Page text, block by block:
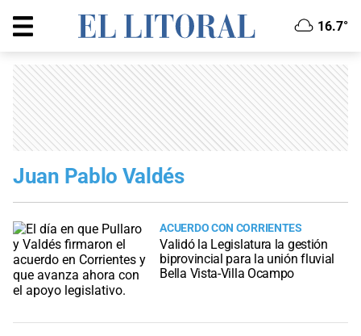
16.7°
Juan Pablo Valdés
ACUERDO CON CORRIENTES
Validó la Legislatura la gestión
biprovincial para la unión fluvial
Bella Vista-Villa Ocampo